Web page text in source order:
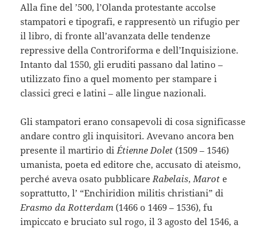
Alla fine del ’500, l’Olanda protestante accolse
stampatori e tipografi, e rappresentò un rifugio per
il libro, di fronte all’avanzata delle tendenze
repressive della Controriforma e dell’Inquisizione.
Intanto dal 1550, gli eruditi passano dal latino –
utilizzato fino a quel momento per stampare i
classici greci e latini – alle lingue nazionali.
Gli stampatori erano consapevoli di cosa significasse
andare contro gli inquisitori. Avevano ancora ben
presente il martirio di Étienne Dolet (1509 – 1546)
umanista, poeta ed editore che, accusato di ateismo,
perché aveva osato pubblicare Rabelais, Marot e
soprattutto, l’ “Enchiridion militis christiani” di
Erasmo da Rotterdam (1466 o 1469 – 1536), fu
impiccato e bruciato sul rogo, il 3 agosto del 1546, a